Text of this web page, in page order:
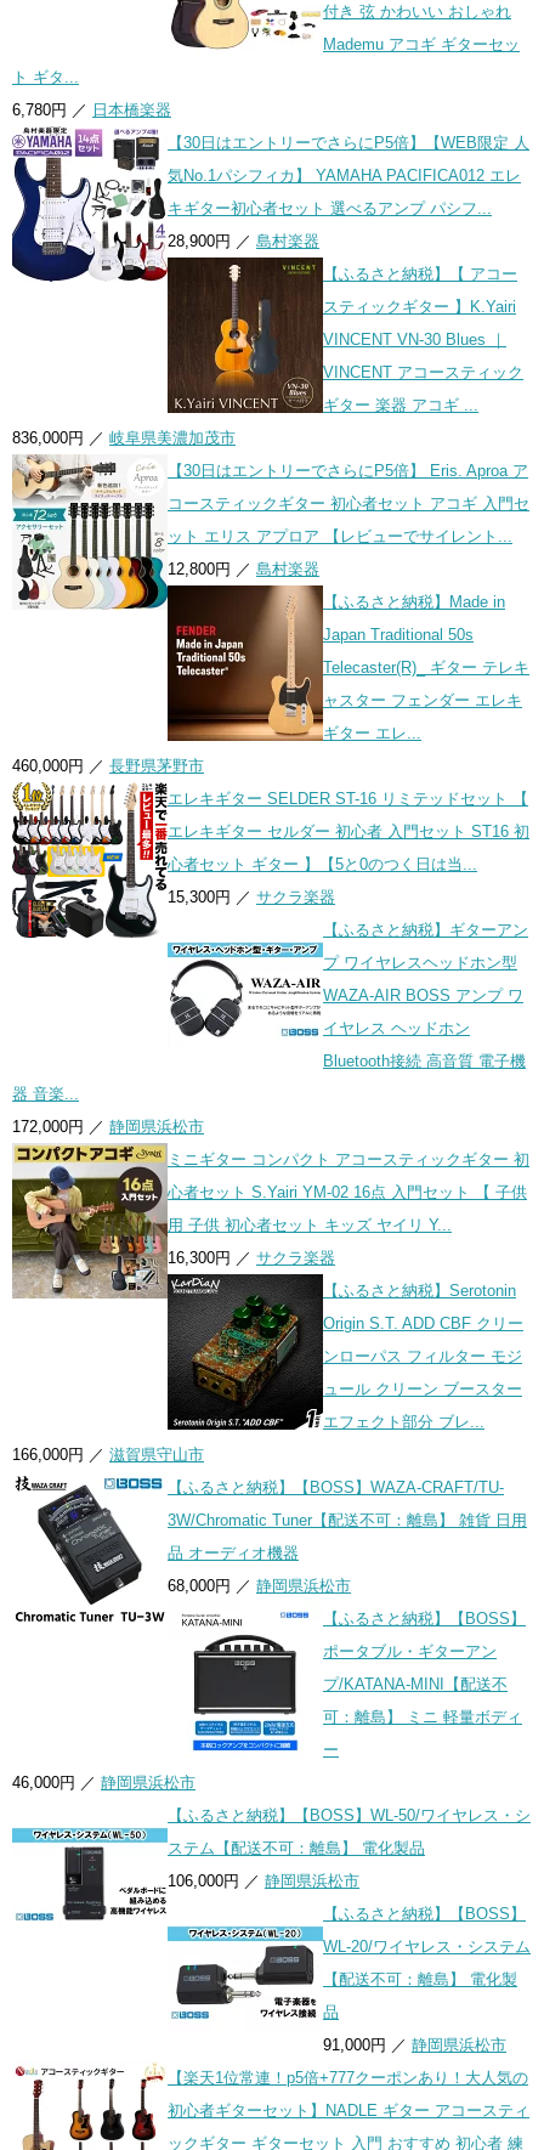
付き 弦 かわいい おしゃれ
Mademu アコギ ギターセッ
ト ギタ...
6,780円 ／ 日本橋楽器
【30日はエントリーでさらにP5倍】【WEB限定 人
気No.1パシフィカ】 YAMAHA PACIFICA012 エレ
キギター初心者セット 選べるアンプ パシフ...
28,900円 ／ 島村楽器
【ふるさと納税】【 アコー
スティックギター 】K.Yairi
VINCENT VN-30 Blues ｜
VINCENT アコースティック
ギター 楽器 アコギ ...
836,000円 ／ 岐阜県美濃加茂市
【30日はエントリーでさらにP5倍】 Eris. Aproa ア
コースティックギター 初心者セット アコギ 入門セ
ット エリス アプロア 【レビューでサイレント...
12,800円 ／ 島村楽器
【ふるさと納税】Made in
Japan Traditional 50s
Telecaster(R)_ ギター テレキ
ャスター フェンダー エレキ
ギター エレ...
460,000円 ／ 長野県茅野市
エレキギター SELDER ST-16 リミテッドセット 【
エレキギター セルダー 初心者 入門セット ST16 初
心者セット ギター 】【5と0のつく日は当...
15,300円 ／ サクラ楽器
【ふるさと納税】ギターアン
プ ワイヤレスヘッドホン型
WAZA-AIR BOSS アンプ ワ
イヤレス ヘッドホン
Bluetooth接続 高音質 電子機
器 音楽...
172,000円 ／ 静岡県浜松市
ミニギター コンパクト アコースティックギター 初
心者セット S.Yairi YM-02 16点 入門セット 【 子供
用 子供 初心者セット キッズ ヤイリ Y...
16,300円 ／ サクラ楽器
【ふるさと納税】Serotonin
Origin S.T. ADD CBF クリー
ンローパス フィルター モジ
ュール クリーン ブースター
エフェクト部分 ブレ...
166,000円 ／ 滋賀県守山市
【ふるさと納税】【BOSS】WAZA-CRAFT/TU-
3W/Chromatic Tuner【配送不可：離島】 雑貨 日用
品 オーディオ機器
68,000円 ／ 静岡県浜松市
【ふるさと納税】【BOSS】
ポータブル・ギターアン
プ/KATANA-MINI【配送不
可：離島】 ミニ 軽量ボディ
ー
46,000円 ／ 静岡県浜松市
【ふるさと納税】【BOSS】WL-50/ワイヤレス・シ
ステム【配送不可：離島】 電化製品
106,000円 ／ 静岡県浜松市
【ふるさと納税】【BOSS】
WL-20/ワイヤレス・システム
【配送不可：離島】 電化製
品
91,000円 ／ 静岡県浜松市
【楽天1位常連！p5倍+777クーポンあり！大人気の
初心者ギターセット】NADLE ギター アコースティ
ックギター ギターセット 入門 おすすめ 初心者 練